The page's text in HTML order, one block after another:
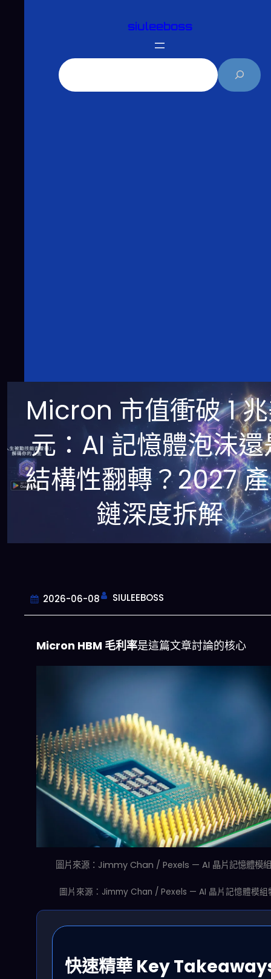
siuleeboss
Micron 市值衝破 1
元：AI 記憶體泡沫還
結構性翻轉？2027
鏈深度拆解
2026-06-08 SIULEEBOSS
Micron HBM 毛利率是這篇文章討論的核心
圖片來源：Jimmy Chan / Pexels — AI 晶片記憶體模
圖片來源：Jimmy Chan / Pexels — AI 晶片記憶體模組
快速精華 Key